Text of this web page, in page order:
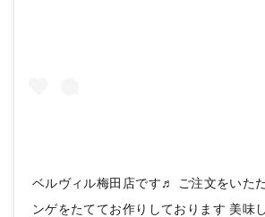
ベルヴィル梅田店です♬ ご注文をいた
ンゲをたててお作りしております 美味